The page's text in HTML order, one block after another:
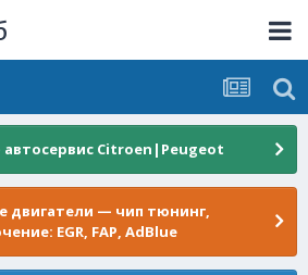
Citroen|Peugeot
двигатели — чип тюнинг,
EGR, FAP, AdBlue